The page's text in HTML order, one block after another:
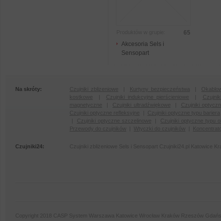
65
Akcesoria Sels i
Sensopart
Na skróty: Czujniki zblizeniowe Kurtyny bezpieczeństwa
kostkowe
Czujniki indukcyjne pierścieniowe
magnetyczne
Czujniki ultradźwiękowe
Czujniki
Czujniki optyczne refleksyjne
Przewody do czujników
Czujniki24: Czujniki zbliżeniowe Sels i Sensopart Czujniki24.pl Katowice
Copyright 2018 CASP System Warszawa Katowice Wrocław Kraków Rzeszów